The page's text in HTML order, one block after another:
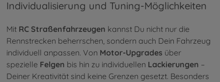
Individualisierung und Tuning-Möglichkeiten
Mit RC Straßenfahrzeugen kannst Du nicht nur die
Rennstrecken beherrschen, sondern auch Dein Fahrzeug
individuell anpassen. Von Motor-Upgrades über
spezielle Felgen bis hin zu individuellen Lackierungen –
Deiner Kreativität sind keine Grenzen gesetzt. Besonders